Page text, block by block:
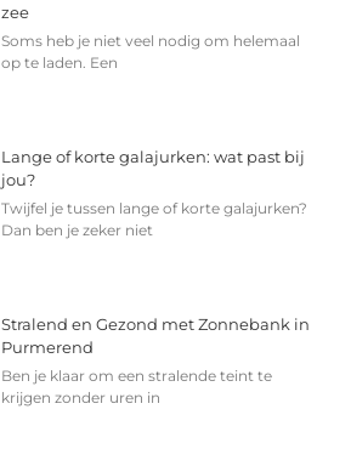
zee
Soms heb je niet veel nodig om helemaal
op te laden. Een
Lange of korte galajurken: wat past bij
jou?
Twijfel je tussen lange of korte galajurken?
Dan ben je zeker niet
Stralend en Gezond met Zonnebank in
Purmerend
Ben je klaar om een stralende teint te
krijgen zonder uren in